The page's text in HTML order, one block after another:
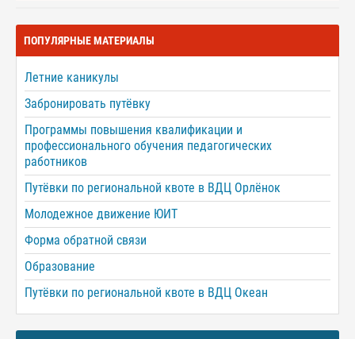
ПОПУЛЯРНЫЕ МАТЕРИАЛЫ
Летние каникулы
Забронировать путёвку
Программы повышения квалификации и
профессионального обучения педагогических
работников
Путёвки по региональной квоте в ВДЦ Орлёнок
Молодежное движение ЮИТ
Форма обратной связи
Образование
Путёвки по региональной квоте в ВДЦ Океан